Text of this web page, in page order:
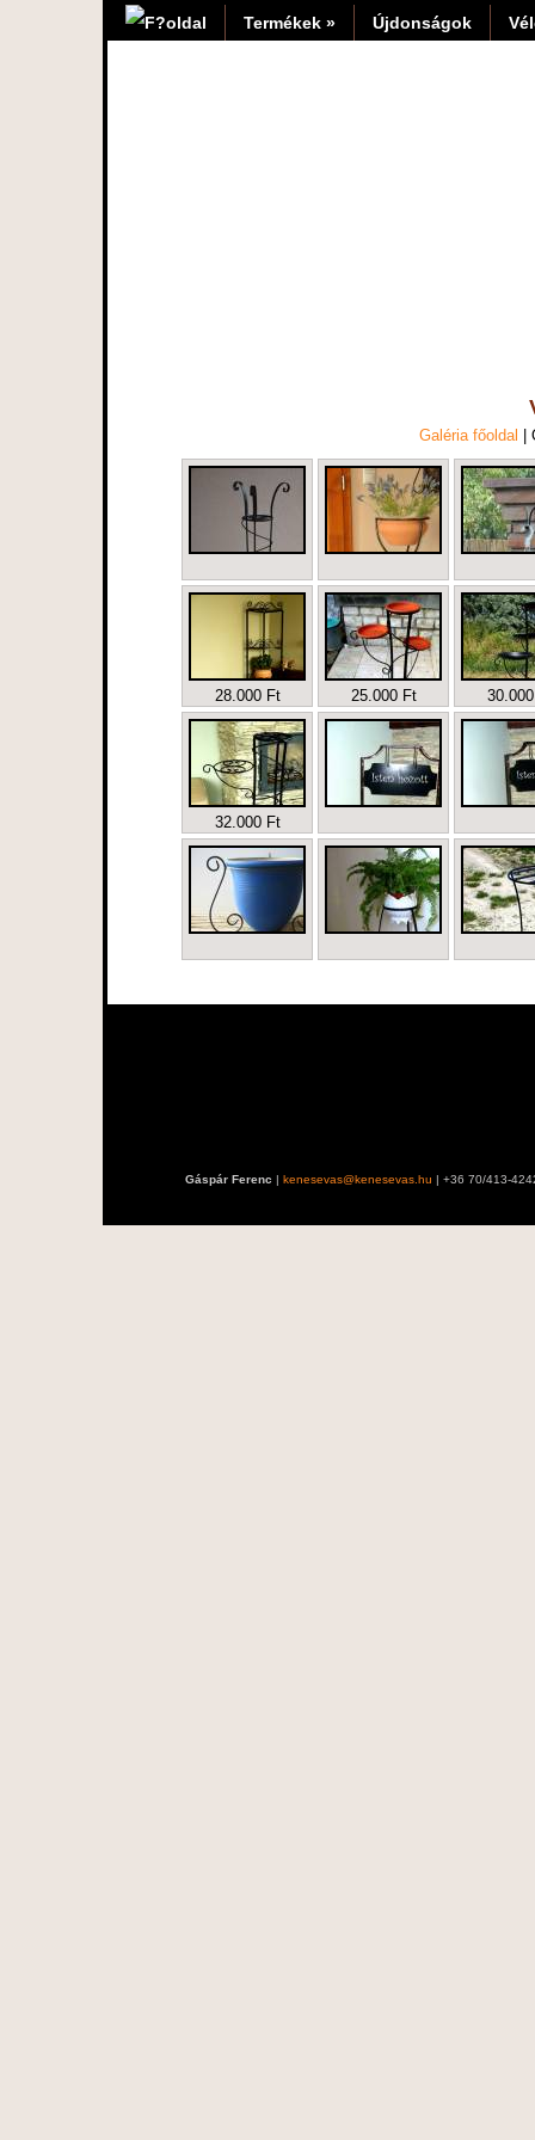
Termékek » Újdonságok
Galéria főoldal |
28.000 Ft 25.000 Ft
32.000 Ft
Gáspár Ferenc | kenesevas@kenesevas.hu | +36 70/413-